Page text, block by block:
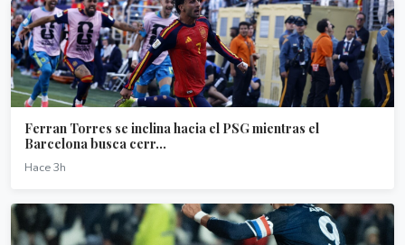
Ferran Torres se inclina hacia el PSG mientras el
Barcelona busca cerr...
Hace 3h